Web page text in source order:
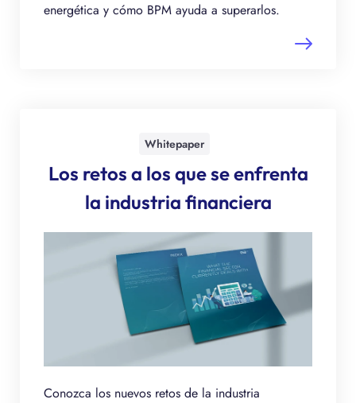
energética y cómo BPM ayuda a superarlos.
Whitepaper
Los retos a los que se enfrenta
la industria financiera
Conozca los nuevos retos de la industria